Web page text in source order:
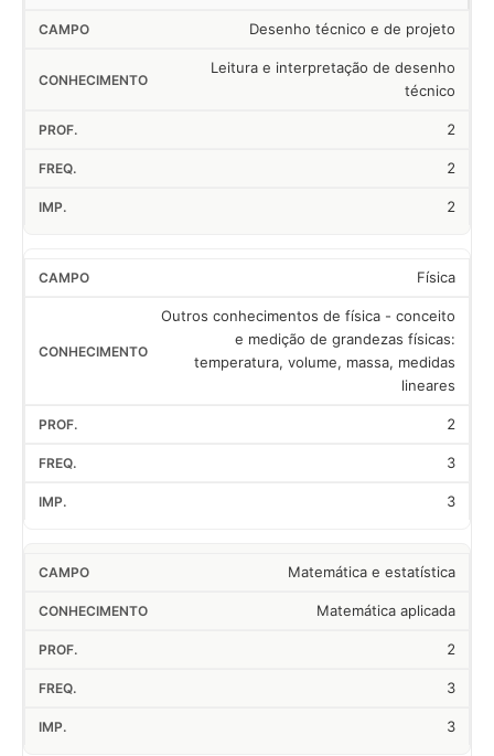
Desenho técnico e de projeto
Leitura e interpretação de desenho
técnico
2
2
2
Física
Outros conhecimentos de física - conceito
e medição de grandezas físicas:
temperatura, volume, massa, medidas
lineares
2
3
3
Matemática e estatística
Matemática aplicada
2
3
3